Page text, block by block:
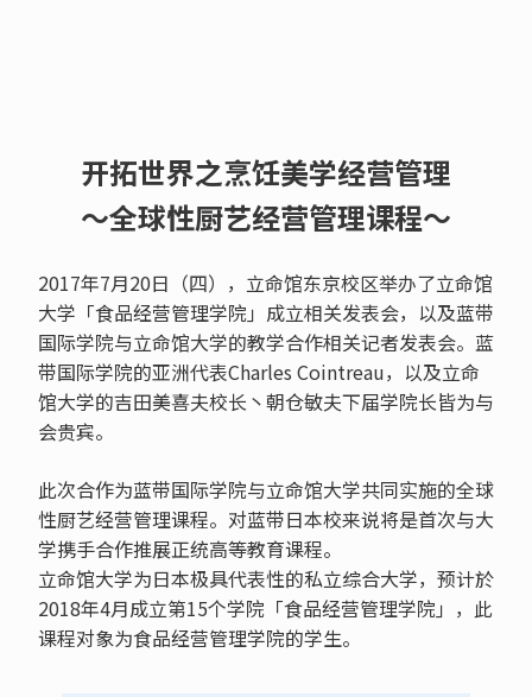
开拓世界之烹饪美学经营管理
～全球性厨艺经营管理课程～
2017年7月20日（四），立命馆东京校区举办了立命馆
大学「食品经营管理学院」成立相关发表会，以及蓝带
国际学院与立命馆大学的教学合作相关记者发表会。蓝
带国际学院的亚洲代表Charles Cointreau，以及立命
馆大学的吉田美喜夫校长丶朝仓敏夫下届学院长皆为与
会贵宾。
此次合作为蓝带国际学院与立命馆大学共同实施的全球
性厨艺经营管理课程。对蓝带日本校来说将是首次与大
学携手合作推展正统高等教育课程。
立命馆大学为日本极具代表性的私立综合大学，预计於
2018年4月成立第15个学院「食品经营管理学院」，此
课程对象为食品经营管理学院的学生。